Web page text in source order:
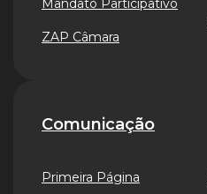
Mandato Participativo
ZAP Câmara
Comunicação
Primeira Página